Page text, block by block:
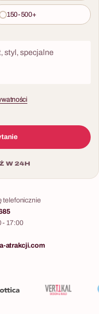
150-500+
W 24H
telefonicznie
- 17:00
atrakcji.com